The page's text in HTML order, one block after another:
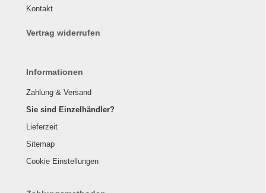
Kontakt
Vertrag widerrufen
Informationen
Zahlung & Versand
Sie sind Einzelhändler?
Lieferzeit
Sitemap
Cookie Einstellungen